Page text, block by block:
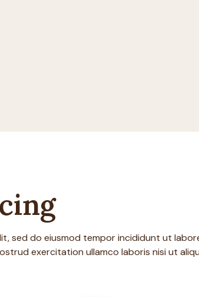
sed do eiusmod tempor incididunt ut
exercitation ullamco laboris nisi ut